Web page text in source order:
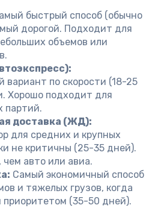
быстрый способ (обычно
дорогой. Подходит для
объемов или
вариант по скорости (18-25
Хорошо подходит для
партий.
доставка (ЖД):
для средних и крупных
не критичны (25-35 дней).
чем авто или авиа.
Самый экономичный способ
и тяжелых грузов, когда
приоритетом (35-50 дней).